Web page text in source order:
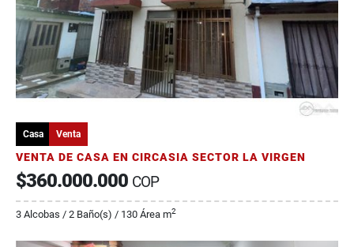
Casa Venta
VENTA DE CASA EN CIRCASIA SECTOR LA VIRGEN
$360.000.000 COP
3 Alcobas / 2 Baño(s) / 130 Área m2